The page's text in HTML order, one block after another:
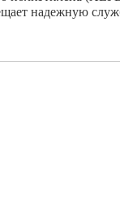
надежную